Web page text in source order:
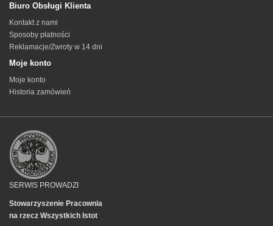
Biuro Obsługi Klienta
Kontakt z nami
Sposoby płatności
Reklamacje/Zwroty w 14 dni
Moje konto
Moje konto
Historia zamówień
SERWIS PROWADZI
Stowarzyszenie Pracownia
na rzecz Wszystkich Istot